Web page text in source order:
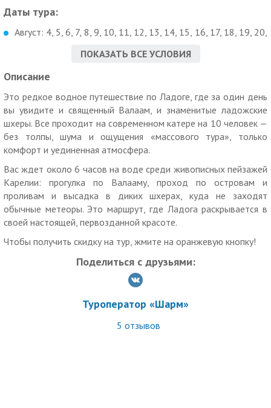
Даты тура:
Август: 4, 5, 6, 7, 8, 9, 10, 11, 12, 13, 14, 15, 16, 17, 18, 19, 20,
18, 19, 20, 21, 22, 23, 24, 25, 26, 27, 28, 29, 30.
Посмотреть программу тура.
Чем особенно хорош этот тур:
— священный остров Валаам и ладожские шхеры;
— премиальный катер:новый, комфортабельный,
скоростной, маломестный (всего на 10 человек);
— большое путешествие по воде:6 часов на Ладоге с
долгой прогулкой по Валааму и высадкой на диком
— острова, ущелья и сказочные пейзажи — там, где не
ходят метеоры;
— высокий уровень сервиса и выгодная цена.
Дополнительно оплачивается (по желанию):
— экскурсия по Центральной усадьбе: взрослый билет —
1700 р., дети до 12 лет — 1400 р.;
— комплексный обед в трапезной мужского монастыря
(оплачивается заранее при покупке тура) — от 900-1000 р.
ПОКАЗАТЬ ВСЕ УСЛОВИЯ
Описание
Это редкое водное путешествие по Ладоге, где за один день
вы увидите и священный Валаам, и знаменитые ладожские
шхеры. Все проходит на современном катере на 10 человек —
без толпы, шума и ощущения «массового тура», только
комфорт и уединенная атмосфера.
Вас ждет около 6 часов на воде среди живописных пейзажей
Карелии: прогулка по Валааму, проход по островам и
проливам и высадка в диких шхерах, куда не заходят
обычные метеоры. Это маршрут, где Ладога раскрывается в
своей настоящей, первозданной красоте.
Чтобы получить скидку на тур, жмите на оранжевую кнопку!
Поделиться с друзьями:
Туроператор «Шарм»
5 отзывов